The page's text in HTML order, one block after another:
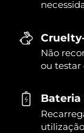
Não
ou testar
Bateria